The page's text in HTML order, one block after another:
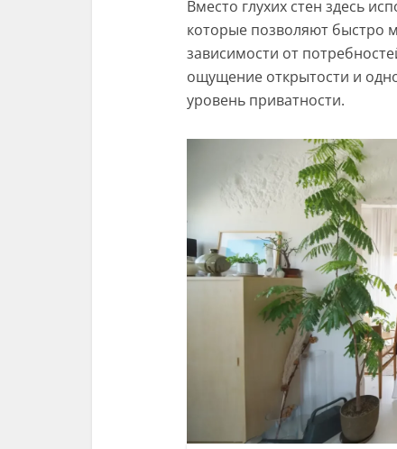
Вместо глухих стен здесь
которые позволяют быстро
зависимости от
ощущение открытости и
уровень приватности.